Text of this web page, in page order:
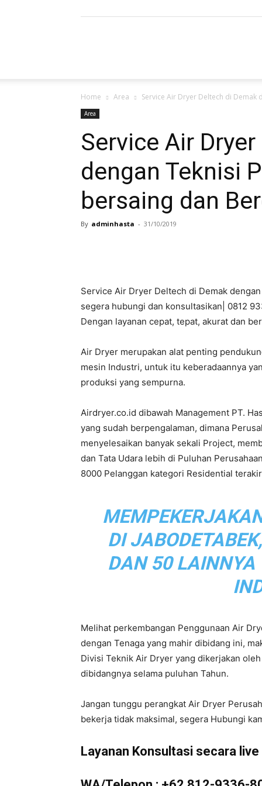
Air
Dryer
PT.
Hasta
Prakarsa
Cipta
Air
Home Area Service Air Dryer Deltech di Demak
Area
Service Air
dengan Teknisi
bersaing dan
By adminhasta - 31/10/2019
Service Air Dryer Deltech di Demak
segera hubungi dan konsultasikan| 0812
Dengan layanan cepat, tepat, akurat dan
Air Dryer merupakan alat penting
mesin Industri, untuk itu keberadaannya
produksi yang sempurna.
Airdryer.co.id dibawah Management PT.
yang sudah berpengalaman, dimana
menyelesaikan banyak sekali Project,
dan Tata Udara lebih di Puluhan
8000 Pelanggan kategori Residential
DI
DAN 50 LAINNYA
Melihat perkembangan Penggunaan Air
dengan Tenaga yang mahir dibidang ini,
Divisi Teknik Air Dryer yang dikerjakan
dibidangnya selama puluhan Tahun.
Jangan tunggu perangkat Air Dryer
bekerja tidak maksimal, segera Hubungi
Layanan Konsultasi secara live